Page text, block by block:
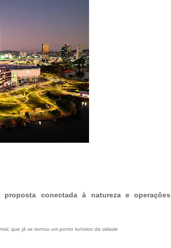
conectada à natureza e operações
que já se tornou um ponto turístico da cidade